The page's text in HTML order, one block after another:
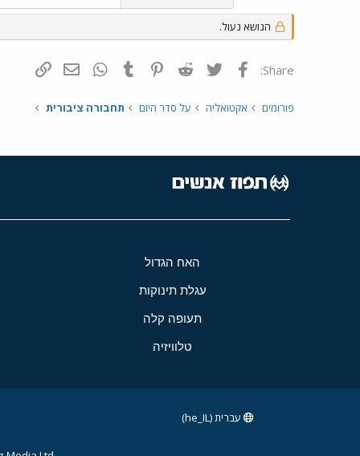
הנושא נעול.
Share: פייסבוק Twitter
Reddit
Pinterest
Tumblr
WhatsAppדואר אלקטרוני
פורומים אקטואליה על סדר היום תחבורה ציבורית
האח הגדול
עגלת תינוקות
תעופה קלה
טלוויזיה
עברית (he_IL)